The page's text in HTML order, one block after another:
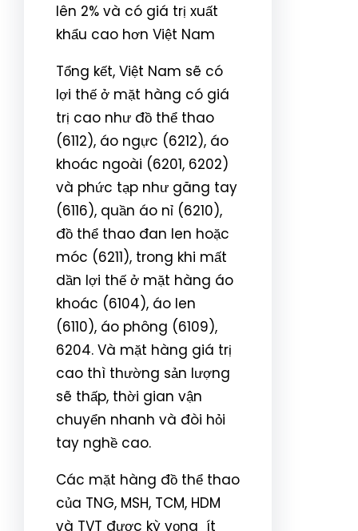
lên 2% và có giá trị xuất
khẩu cao hơn Việt Nam
Tổng kết, Việt Nam sẽ có
lợi thế ở mặt hàng có giá
trị cao như đồ thể thao
(6112), áo ngực (6212), áo
khoác ngoài (6201, 6202)
và phức tạp như găng tay
(6116), quần áo nỉ (6210),
đồ thể thao đan len hoặc
móc (6211), trong khi mất
dần lợi thế ở mặt hàng áo
khoác (6104), áo len
(6110), áo phông (6109),
6204. Và mặt hàng giá trị
cao thì thường sản lượng
sẽ thấp, thời gian vận
chuyển nhanh và đòi hỏi
tay nghề cao.
Các mặt hàng đồ thể thao
của TNG, MSH, TCM, HDM
và TVT được kỳ vọng ít